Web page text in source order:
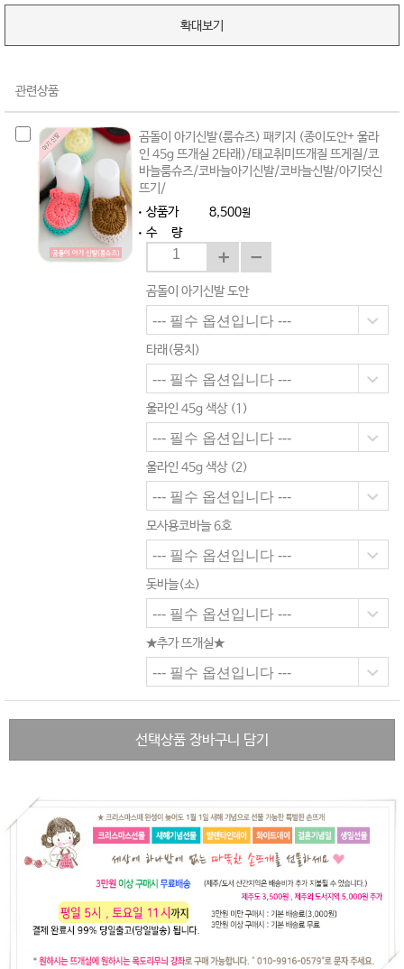
확대보기
관련상품
곰돌이 아기신발(룸슈즈) 패키지 (종이도안+ 울라
인 45g 뜨개실 2타래)/태교취미뜨개질 뜨게질/코
바늘룸슈즈/코바늘아기신발/코바늘신발/아기덧신
뜨기/
상품가
8,500원
수 량
곰돌이 아기신발 도안
타래(뭉치)
울라인 45g 색상 (1)
울라인 45g 색상 (2)
모사용코바늘 6호
돗바늘(소)
★추가 뜨개실★
선택상품 장바구니 담기